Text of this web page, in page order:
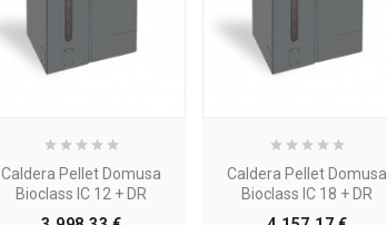
Caldera Pellet Domusa
Bioclass IC 12 + DR
Caldera Pellet Domusa
Bioclass IC 18 + DR